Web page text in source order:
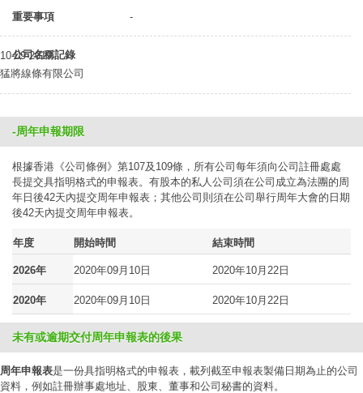
重要事項 -
公司名稱記錄
10-09-2019
猛將線條有限公司
-周年申報期限
根據香港《公司條例》第107及109條，所有公司每年須向公司註冊處處
長提交具指明格式的申報表。有股本的私人公司須在公司成立為法團的周
年日後42天內提交周年申報表；其他公司則須在公司舉行周年大會的日期
後42天內提交周年申報表。
年度 開始時間 結束時間
2026年 2020年09月10日 2020年10月22日
2020年 2020年09月10日 2020年10月22日
未有或逾期交付周年申報表的後果
周年申報表是一份具指明格式的申報表，載列截至申報表製備日期為止的公司
資料，例如註冊辦事處地址、股東、董事和公司秘書的資料。